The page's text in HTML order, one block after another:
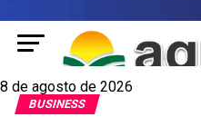
8 de agosto de 2026
BUSINESS